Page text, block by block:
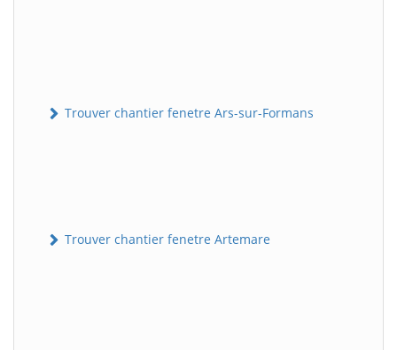
Trouver chantier fenetre Ars-sur-Formans
Trouver chantier fenetre Artemare